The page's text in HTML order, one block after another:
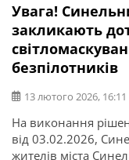
Увага!
закликають
безпілотників
13 лютого 2026, 16:11
На виконання
від 03.02.2026,
жителів міста